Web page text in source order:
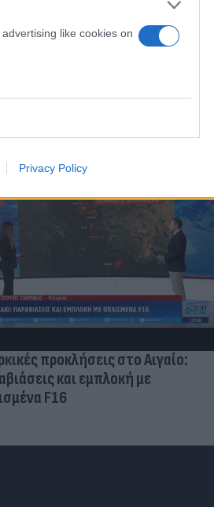
like cookies on
Privacy Policy
προκλήσεις στο Αιγαίο:
και εμπλοκή με
F16